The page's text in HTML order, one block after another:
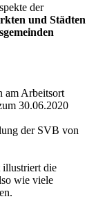
der
und Städten
am Arbeitsort
30.06.2020
der SVB von
illustriert die
wie viele